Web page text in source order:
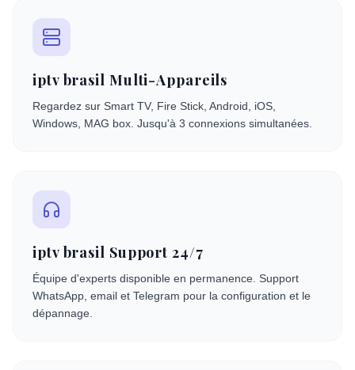
iptv brasil Multi-Appareils
Regardez sur Smart TV, Fire Stick, Android, iOS,
Windows, MAG box. Jusqu'à 3 connexions simultanées.
iptv brasil Support 24/7
Équipe d'experts disponible en permanence. Support
WhatsApp, email et Telegram pour la configuration et le
dépannage.